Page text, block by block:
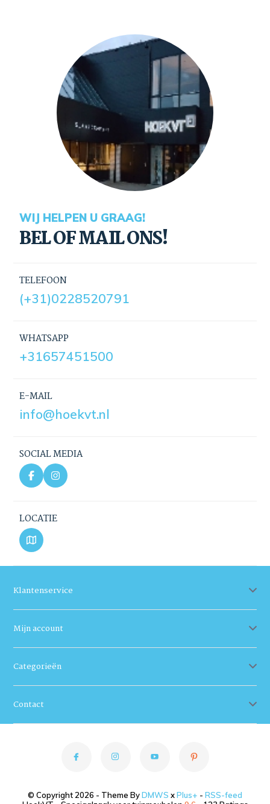
WIJ HELPEN U GRAAG!
BEL OF MAIL ONS!
TELEFOON
(+31)0228520791
E-MAIL
info@hoekvt.nl
WHATSAPP
+31657451500
SOCIAL MEDIA
LOCATIE
Klantenservice
Mijn account
Categorieën
Contact
© Copyright 2026 - Theme ByDMWS xPlus+ - RSS-feed